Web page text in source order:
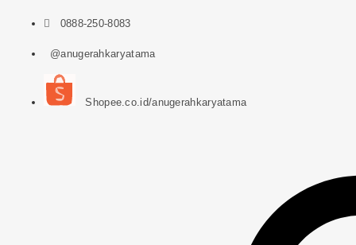
0888-250-8083
@anugerahkaryatama
Shopee.co.id/anugerahkaryatama